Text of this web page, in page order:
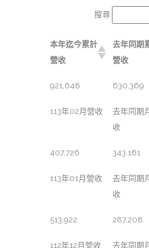
搜尋:
本年迄今累計
營收
去年同期
營收
921,648 630,369
113年02月營收
去年同期
收
407,726 343,161
113年01月營收
去年同期
收
513,922 287,208
112年12月營收
去年同期